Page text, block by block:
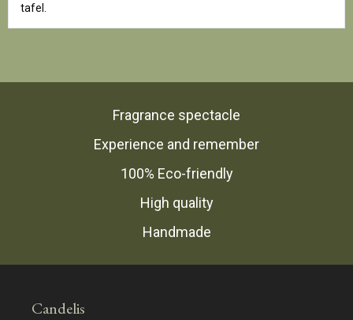
tafel.
Fragrance spectacle
Experience and remember
100% Eco-friendly
High quality
Handmade
Candelis